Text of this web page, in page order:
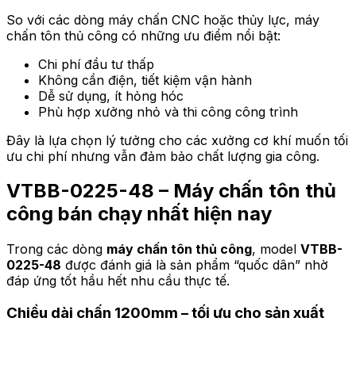
So với các dòng máy chấn CNC hoặc thủy lực, máy
chấn tôn thủ công có những ưu điểm nổi bật:
Chi phí đầu tư thấp
Không cần điện, tiết kiệm vận hành
Dễ sử dụng, ít hỏng hóc
Phù hợp xưởng nhỏ và thi công công trình
Đây là lựa chọn lý tưởng cho các xưởng cơ khí muốn tối
ưu chi phí nhưng vẫn đảm bảo chất lượng gia công.
VTBB-0225-48 – Máy chấn tôn thủ
công bán chạy nhất hiện nay
Trong các dòng máy chấn tôn thủ công, model VTBB-
0225-48 được đánh giá là sản phẩm “quốc dân” nhờ
đáp ứng tốt hầu hết nhu cầu thực tế.
Chiều dài chấn 1200mm – tối ưu cho sản xuất